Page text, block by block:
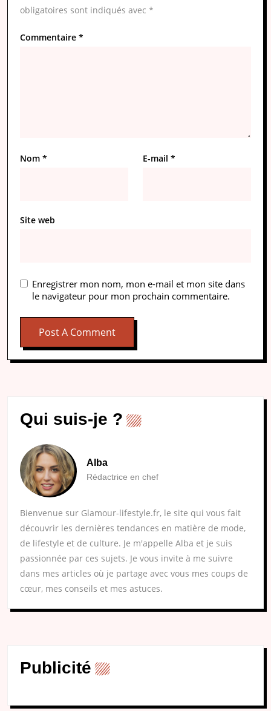
obligatoires sont indiqués avec *
Commentaire *
Nom * E-mail *
Site web
Enregistrer mon nom, mon e-mail et mon site dans
le navigateur pour mon prochain commentaire.
Qui suis-je ?
Alba
Rédactrice en chef
Bienvenue sur Glamour-lifestyle.fr, le site qui vous fait
découvrir les dernières tendances en matière de mode,
de lifestyle et de culture. Je m'appelle Alba et je suis
passionnée par ces sujets. Je vous invite à me suivre
dans mes articles où je partage avec vous mes coups de
cœur, mes conseils et mes astuces.
Publicité